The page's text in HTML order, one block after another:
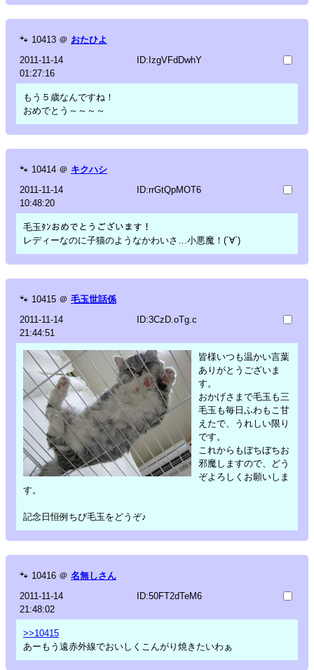
🐾 10413 ＠ おたひよ
2011-11-14
01:27:16
ID:IzgVFdDwhY
もう５歳なんですね！
おめでとう～～～～
🐾 10414 ＠ キクハシ
2011-11-14
10:48:20
ID:rrGtQpMOT6
毛玉ﾀﾝおめでとうございます！
レディーなのに子猫のようなかわいさ…小悪魔！(´∀`)
🐾 10415 ＠ 毛玉世話係
2011-11-14
21:44:51
ID:3CzD.oTg.c
皆様いつも温かい言葉
ありがとうございま
す。
おかげさまで毛玉も三
毛玉も毎日ふわもこ甘
えたで、うれしい限り
です。
これからもぼちぼちお
邪魔しますので、どう
ぞよろしくお願いしま
す。
記念日恒例ちび毛玉をどうぞ♪
🐾 10416 ＠ 名無しさん
2011-11-14
21:48:02
ID:50FT2dTeM6
>>10415
あーもう遠赤外線でおいしくこんがり焼きたいわぁ